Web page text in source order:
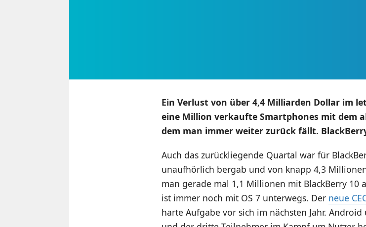
Ein Verlust von über 4,4 Milliarden Dollar im
eine Million verkaufte Smartphones mit dem
dem man immer weiter zurück fällt.
Auch das zurückliegende Quartal war für
unaufhörlich bergab und von knapp 4,3
man gerade mal 1,1 Millionen mit BlackBerry 10
ist immer noch mit OS 7 unterwegs. Der neue
harte Aufgabe vor sich im nächsten Jahr.